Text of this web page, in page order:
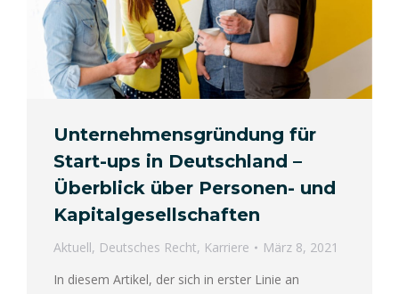
Unternehmensgründung für
Start-ups in Deutschland –
Überblick über Personen- und
Kapitalgesellschaften
Aktuell, Deutsches Recht, Karriere
März 8, 2021
In diesem Artikel, der sich in erster Linie an